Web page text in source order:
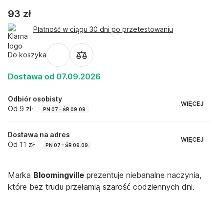
93 zł
Płatność w ciągu 30 dni po przetestowaniu
Do koszyka
Dostawa od 07.09.2026
Odbiór osobisty
Od 9 zł· PN 07 – ŚR 09.09.
WIĘCEJ
Dostawa na adres
Od 11 zł· PN 07 – ŚR 09.09.
WIĘCEJ
Marka Bloomingville prezentuje niebanalne naczynia,
które bez trudu przełamią szarość codziennych dni.